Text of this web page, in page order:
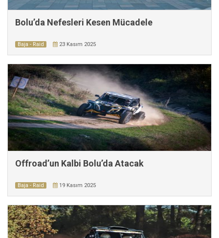
Bolu’da Nefesleri Kesen Mücadele
Baja - Raid 23 Kasım 2025
Offroad’un Kalbi Bolu’da Atacak
Baja - Raid 19 Kasım 2025